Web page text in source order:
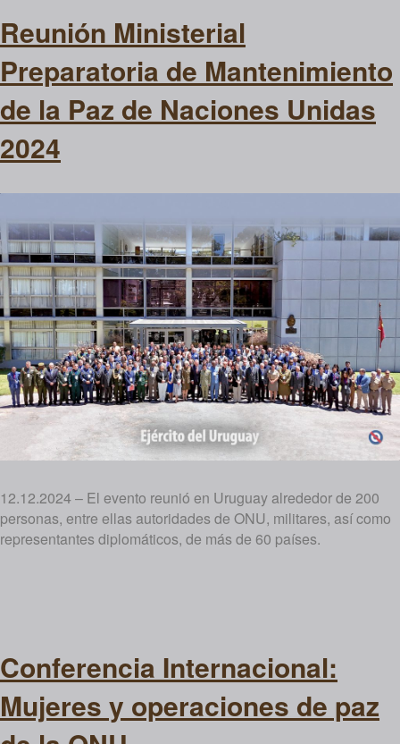
Reunión Ministerial
Preparatoria de Mantenimiento
de la Paz de Naciones Unidas
2024
12.12.2024 – El evento reunió en Uruguay alrededor de 200
personas, entre ellas autoridades de ONU, militares, así como
representantes diplomáticos, de más de 60 países.
Conferencia Internacional:
Mujeres y operaciones de paz